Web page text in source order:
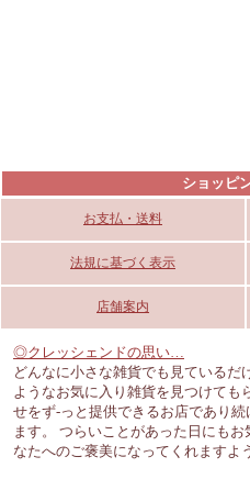
ショッピ
お支払・送料
法規に基づく表示
店舗案内
◎クレッシェンドの思い…
どんなに小さな雑貨でも見ているだ
ようなお気に入り雑貨を見つけても
せをず-っと提供できるお店であり
ます。 つらいことがあった日にも
なたへのご褒美になってくれますよう